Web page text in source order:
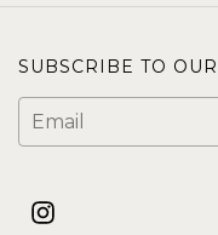
SUBSCRIBE TO